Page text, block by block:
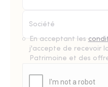
En acceptant les
j'accepte de recevoir
Patrimoine et des